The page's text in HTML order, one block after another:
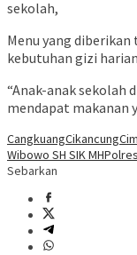
sekolah,
Menu yang
kebutuhan gizi
“Anak-anak sekolah
mendapat makanan
CangkuangCikancung
Wibowo SH SIK MH
Sebarkan